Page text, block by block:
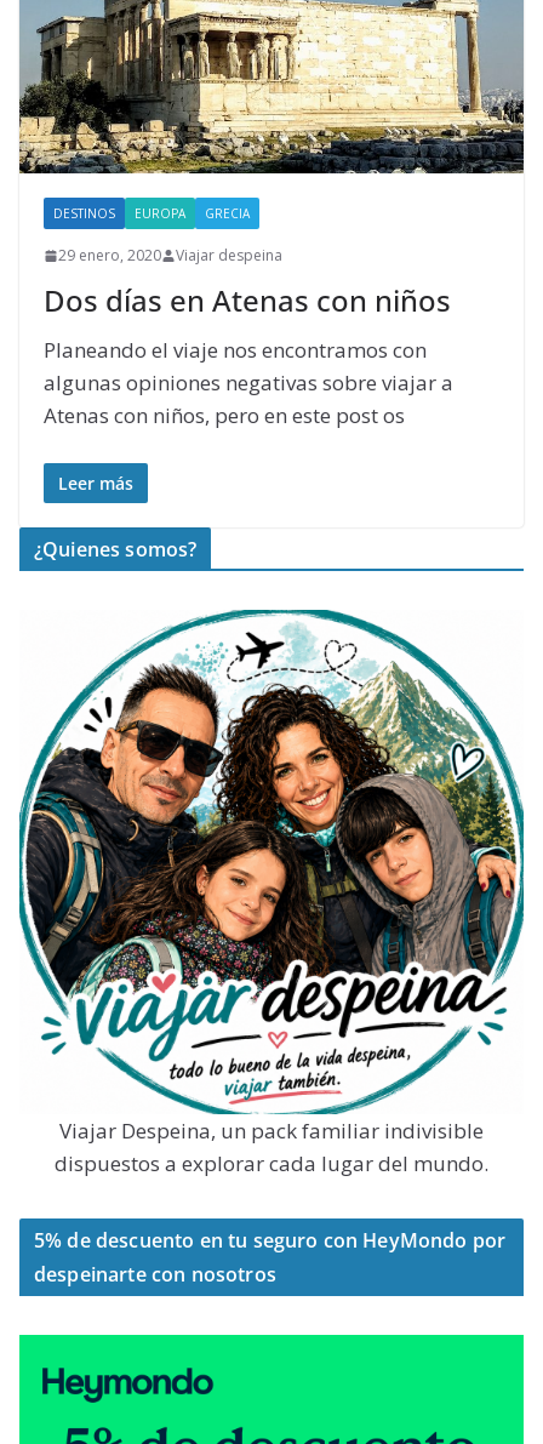
DESTINOS EUROPA GRECIA
29 enero, 2020 Viajar despeina
Dos días en Atenas con niños
Planeando el viaje nos encontramos con
algunas opiniones negativas sobre viajar a
Atenas con niños, pero en este post os
Leer más
¿Quienes somos?
Viajar Despeina, un pack familiar indivisible
dispuestos a explorar cada lugar del mundo.
5% de descuento en tu seguro con HeyMondo por
despeinarte con nosotros